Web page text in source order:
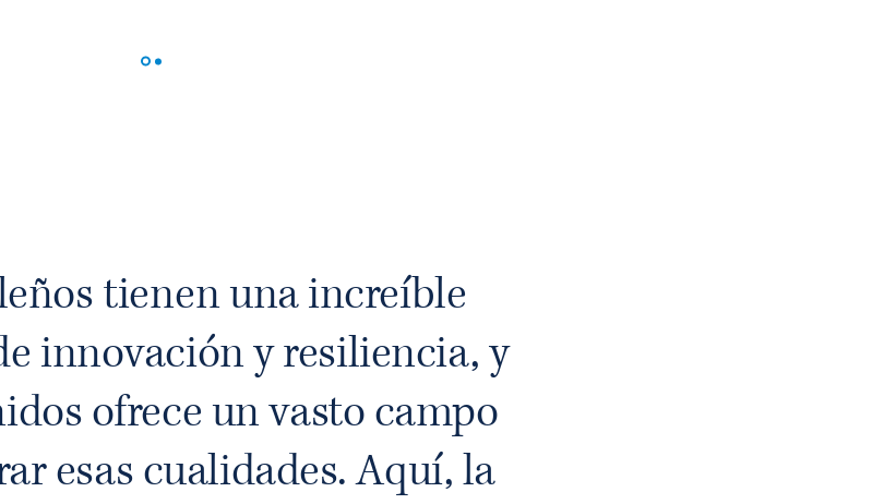
tienen una increíble
innovación y resiliencia, y
ofrece un vasto campo
esas cualidades. Aquí, la